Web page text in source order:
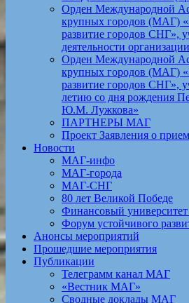
Орден Международной
крупных городов (МАГ)
развитие городов СНГ»,
деятельности организации
Орден Международной
крупных городов (МАГ)
развитие городов СНГ»,
летию со дня рождения
Ю.М. Лужкова»
ПАРТНЕРЫ МАГ
Проект Заявления о
Новости
МАГ-инфо
МАГ-города
МАГ-СНГ
80 лет Великой Победе
Финансовый
Форум устойчивого
Анонсы мероприятий
Прошедшие мероприятия
Публикации
Телеграмм канал МАГ
«Вестник МАГ»
Сводные доклады МАГ